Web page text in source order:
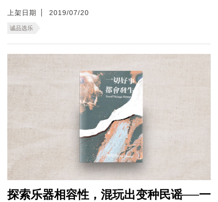
上架日期 2019/07/20
诚品选乐
探索乐器相容性，混玩出变种民谣──一